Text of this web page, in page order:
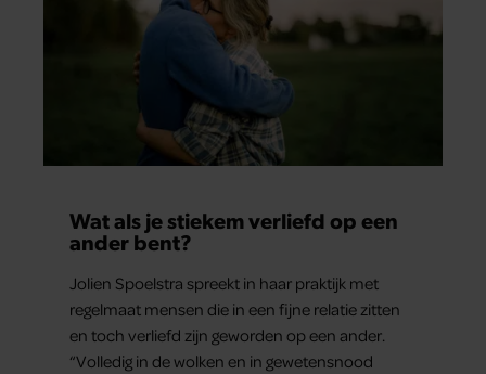
Wat als je stiekem verliefd op een
ander bent?
Jolien Spoelstra spreekt in haar praktijk met
regelmaat mensen die in een fijne relatie zitten
en toch verliefd zijn geworden op een ander.
“Volledig in de wolken en in gewetensnood